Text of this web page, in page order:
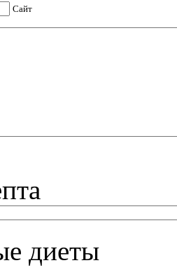
Сайт
диеты